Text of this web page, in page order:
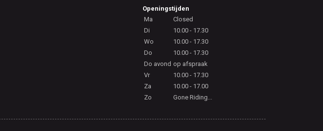
Openingstijden
Ma
Closed
Di
10.00 - 17.30
Wo
10.00 - 17.30
Do
10.00 - 17.30
Do avond op afspraak
Vr
10.00 - 17.30
Za
10.00 - 17.00
Zo
Gone Riding...